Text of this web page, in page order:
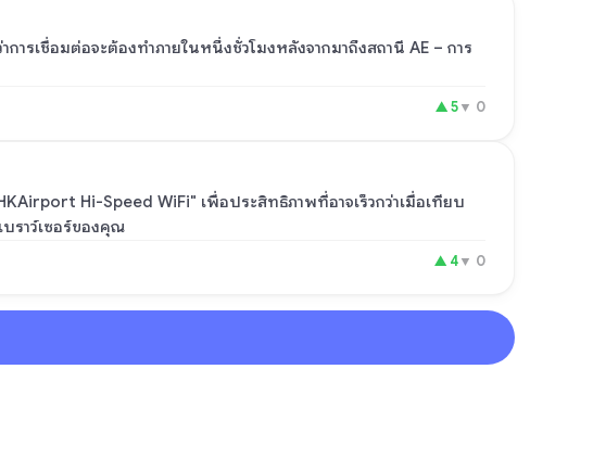
รเชื่อมต่อจะต้องทำภายในหนึ่งชั่วโมงหลังจากมาถึงสถานี AE – การ
▲5▼ 0
Hi-Speed WiFi" เพื่อประสิทธิภาพที่อาจเร็วกว่าเมื่อเทียบ
ราว์เซอร์ของคุณ
▲ 4▼ 0